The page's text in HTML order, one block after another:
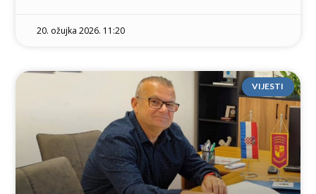
20. ožujka 2026. 11:20
VIJESTI